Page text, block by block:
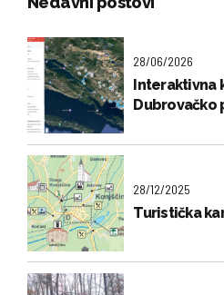
28/06/2026
Interaktivna
Dubrovačko
28/12/2025
Turistička